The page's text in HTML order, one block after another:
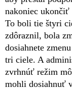
nakoniec ukončiť
To boli tie štyri
zdôraznil, bola
dosiahnete
tri ciele. A
zvrhnúť režim
mohli dosiahnuť